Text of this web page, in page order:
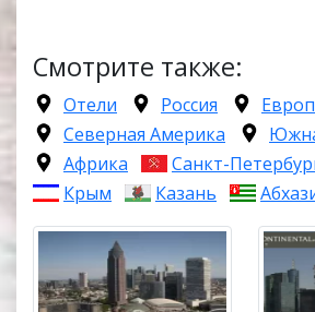
Смотрите также:
Отели Россия
Северная Америка
Африка
Санкт-
Крым
Казань